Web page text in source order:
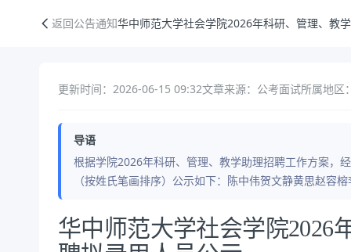
返回公告通知华中师范大学社会学院2026年科研、管理、教
更新时间：2026-06-15 09:32文章来源：公考面试所属地区
导语
根据学院2026年科研、管理、教学助理招聘工作方案，
（按姓氏笔画排序）公示如下：陈中伟贺文静黄思赵容
公告正文
华中师范大学社会学院2026